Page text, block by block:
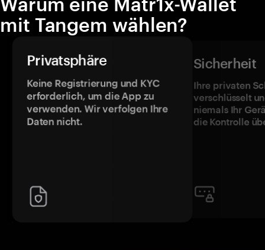
mit Tangem wählen?
Privatsphäre
Keine Registrierung und KYC
erforderlich, um die App zu
verwenden. Wir verfolgen Ihre
Daten nicht.
Sicherheit
Ihre privaten
verschlüsselt
niemals Ihr
die Kontrolle